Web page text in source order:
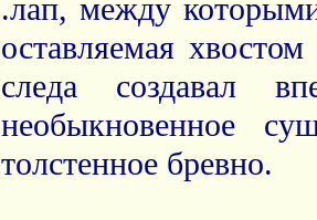
.лап, между
оставляемая
следа создавал
необыкновенное
толстенное бревно.